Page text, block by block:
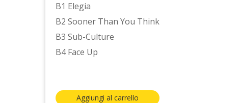
B1 Elegia
B2 Sooner Than You Think
B3 Sub-Culture
B4 Face Up
Aggiungi al carrello